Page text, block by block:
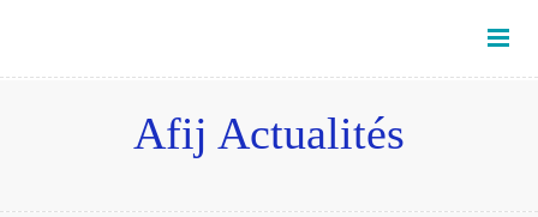
Afij Actualités